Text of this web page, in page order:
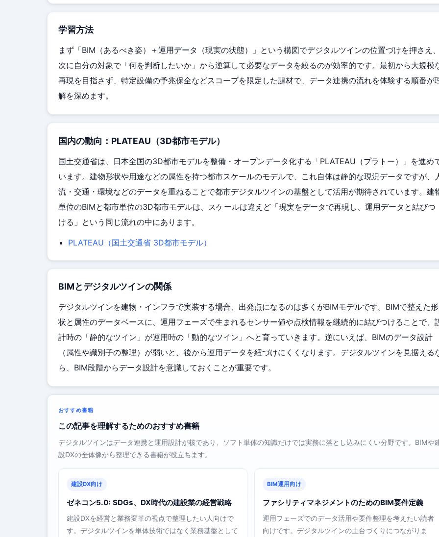
学習方法
まず「BIM（あるべき姿）＋運用データ（現実の状態）」という構図でデジタルツインの位置づけを押さえ、
次に自分の対象で「何を判断したいか」から逆算して必要なデータを絞るのが効率的です。最初から大規模
再現を目指さず、特定設備の予兆保全などスコープを限定した題材で、データ連携の流れを体験する順番が
解を深めます。
国内の動向：PLATEAU（3D都市モデル）
国土交通省は、日本全国の3D都市モデルを整備・オープンデータ化する「PLATEAU（プラトー）」を進め
います。建物形状や用途などの属性を持つ都市スケールのモデルで、これ自体は静的な現況データですが、
流・交通・環境などのデータを重ねることで都市デジタルツインの基盤として活用が期待されています。建
単位のBIMと都市単位の3D都市モデルは、スケールは違えど「現実をデータで再現し、運用データと結びつ
ける」という同じ流れの中にあります。
PLATEAU（国土交通省 3D都市モデル）
BIMとデジタルツインの関係
デジタルツインを建物・インフラで実装する場合、出発点になるのは多くがBIMモデルです。BIMで整えた形
状と属性のデータベースに、運用フェーズで生まれるセンサー値や点検情報を継続的に結びつけることで、
計時の「静的なツイン」が運用時の「動的なツイン」へと育っていきます。逆にいえば、BIMのデータ設計
（属性や識別子の整理）が弱いと、後から運用データを紐づけにくくなります。デジタルツインを見据える
ら、BIM段階からデータ設計を意識しておくことが重要です。
おすすめ書籍
この記事を理解するためのおすすめ書籍
デジタルツインはデータ連携と運用設計が核であり、ソフト単体の知識だけでは実務に落とし込みにくい分野です。BIMや
設DXの全体像から整理できる書籍が役立ちます。
建設DX向け
ゼネコン5.0: SDGs、DX時代の建設業の経営戦略
建設DXを経営と業務変革の視点で整理したい人向けで
す。デジタルツインを単体技術ではなく業務基盤として
BIM運用向け
ファシリティマネジメントのためのBIM要件定義
運用フェーズでのデータ活用や要件整理を考えたい読者
向けです。デジタルツインの土台づくりにつながりま